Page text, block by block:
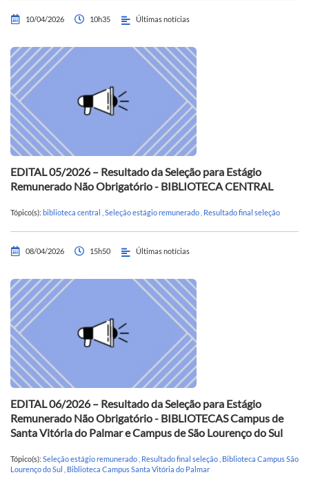
10/04/2026 10h35 Últimas notícias
EDITAL 05/2026 – Resultado da Seleção para Estágio
Remunerado Não Obrigatório - BIBLIOTECA CENTRAL
Tópico(s): biblioteca central Seleção estágio remunerado Resultado final seleção
08/04/2026 15h50 Últimas notícias
EDITAL 06/2026 – Resultado da Seleção para Estágio
Remunerado Não Obrigatório - BIBLIOTECAS Campus de
Santa Vitória do Palmar e Campus de São Lourenço do Sul
Tópico(s): Seleção estágio remunerado Resultado final seleção Biblioteca Campus São
Lourenço do Sul
Biblioteca Campus Santa Vitória do Palmar